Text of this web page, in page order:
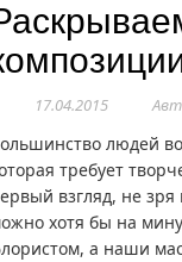
17.04.2015
людей
требует
взгляд, не зря
хотя бы на
а наши